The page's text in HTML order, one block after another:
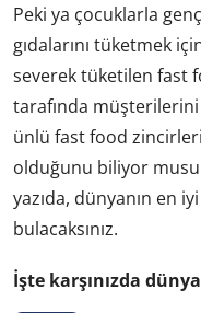
Peki ya çocuklarla
gıdalarını tüketmek
severek tüketilen fast
tarafında müşterilerini
ünlü fast food
olduğunu biliyor
yazıda, dünyanın en
bulacaksınız.
İşte karşınızda